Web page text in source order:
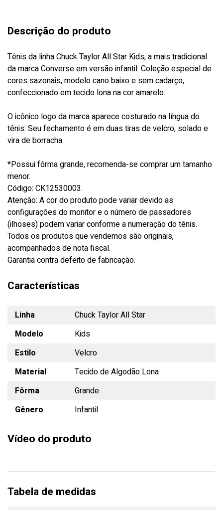
Descrição do produto
Tênis da linha Chuck Taylor All Star Kids, a mais tradicional
da marca Converse em versão infantil. Coleção especial de
cores sazonais, modelo cano baixo e sem cadarço,
confeccionado em tecido lona na cor amarelo.
O icônico logo da marca aparece costurado na língua do
tênis. Seu fechamento é em duas tiras de velcro, solado e
vira de borracha.
*Possui fôrma grande, recomenda-se comprar um tamanho
menor.
Código: CK12530003.
Atenção: A cor do produto pode variar devido as
configurações do monitor e o número de passadores
(ilhoses) podem variar conforme a numeração do tênis.
Todos os produtos que vendemos são originais,
acompanhados de nota fiscal.
Garantia contra defeito de fabricação.
Características
Linha
Chuck Taylor All Star
Modelo
Kids
Estilo
Velcro
Material
Tecido de Algodão Lona
Fôrma
Grande
Gênero
Infantil
Vídeo do produto
Tabela de medidas